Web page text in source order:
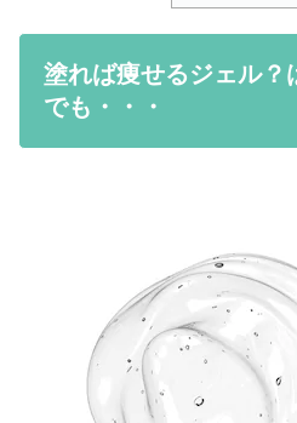
塗れば痩せるジェル？
でも・・・